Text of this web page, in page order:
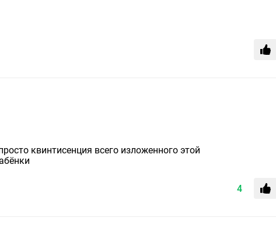
квинтисенция всего изложенного этой
4